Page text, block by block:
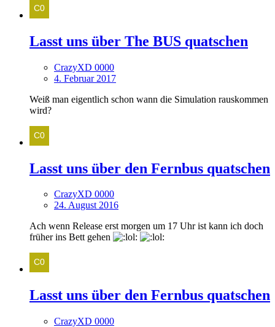
Lasst uns über The BUS quatschen
CrazyXD 0000
4. Februar 2017
Weiß man eigentlich schon wann die Simulation rauskommen
wird?
Lasst uns über den Fernbus quatschen
CrazyXD 0000
24. August 2016
Ach wenn Release erst morgen um 17 Uhr ist kann ich doch
früher ins Bett gehen
Lasst uns über den Fernbus quatschen
CrazyXD 0000